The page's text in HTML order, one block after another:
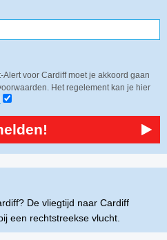
voor Cardiff moet je akkoord gaan
Het regelement kan je hier
De vliegtijd naar Cardiff
een rechtstreekse vlucht.